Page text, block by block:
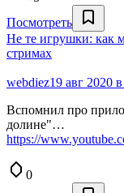
Посмотреть
Не те игрушки: как
стримах
webdiez19 авг 2020
Вспомнил про
долине"…
https://
0